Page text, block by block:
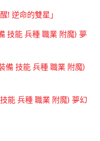
! 逆命的雙星」
技能 兵種 職業 附魔) 夢
備 技能 兵種 職業 附魔)
能 兵種 職業 附魔) 夢幻